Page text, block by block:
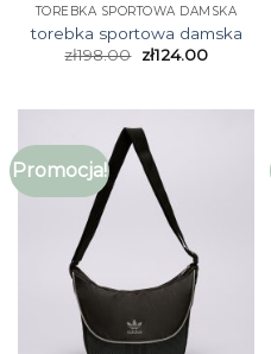
TOREBKA SPORTOWA DAMSKA
torebka sportowa damska
zł198.00 zł124.00
Promocja!